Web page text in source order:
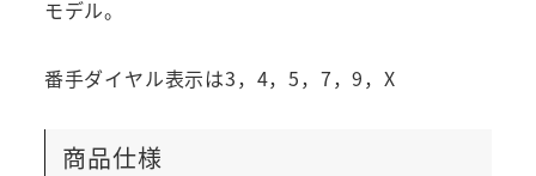
モデル。
番手ダイヤル表示は3，4，5，7，9，X
商品仕様